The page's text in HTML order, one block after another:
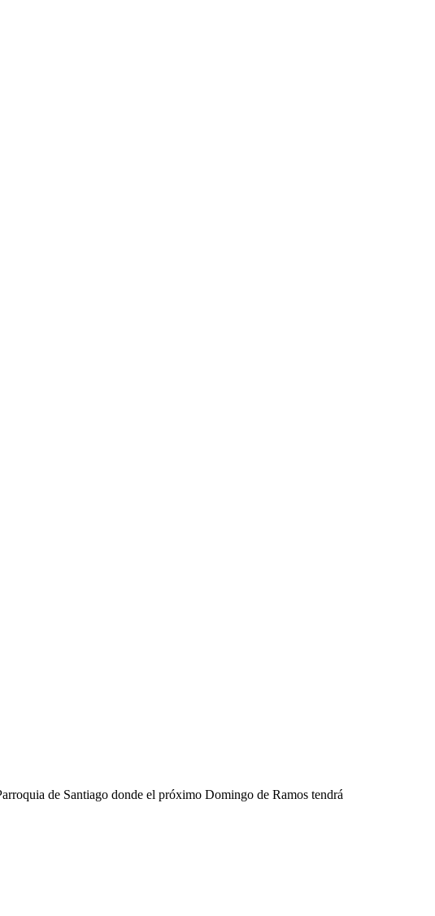
de Santiago donde el próximo Domingo de Ramos tendrá